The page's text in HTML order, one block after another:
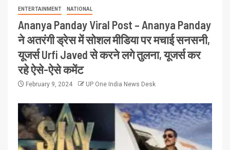
ENTERTAINMENT NATIONAL
Ananya Panday Viral Post – Ananya Panday
ने अतरंगी ड्रेस में सोशल मीडिया पर मचाई सनसनी,
यूजर्स Urfi Javed से करने लगे तुलना, यूजर्स कर
रहे ऐसे-ऐसे कमेंट
February 9, 2024 UP One India News Desk